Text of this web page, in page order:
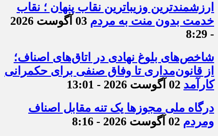
ارزشمندترین وزیباترین نقاب پنهان ؛ نقاب
خدمت بدون منت به مردم
03 آگوست 2026
- 8:29
شاخص‌های بلوغ نهادی در اتاق‌های اصناف؛
از قانون‌مداری تا وفاق صنفی برای حکمرانی
کارآمد 02 آگوست 2026 - 13:01
درگاه ملی مجوزها یک تنه مقابل اصناف
ومردم 02 آگوست 2026 - 8:16